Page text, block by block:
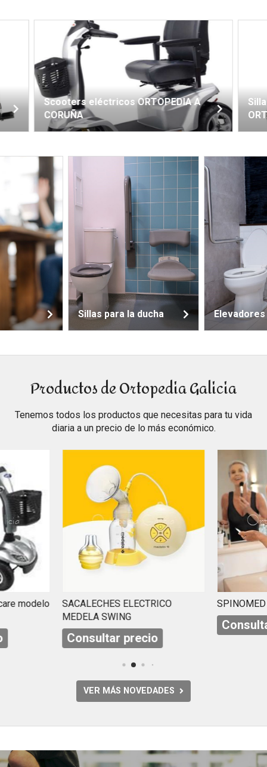
A
Sillas de ruedas eléctricas
ORTOPEDIA A CORUÑA
para la ducha Elevadores wc
Productos de Ortopedia Galicia
Tenemos todos los productos que necesitas para tu vida
diaria a un precio de lo más económico.
ELECTRICO
precio
SPINOMED BODY
Consultar precio
VER MÁS NOVEDADES